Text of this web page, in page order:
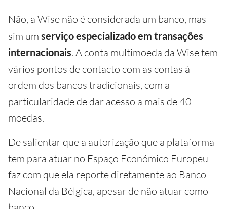
Não, a Wise não é considerada um banco, mas
sim um serviço especializado em transações
internacionais. A conta multimoeda da Wise tem
vários pontos de contacto com as contas à
ordem dos bancos tradicionais, com a
particularidade de dar acesso a mais de 40
moedas.
De salientar que a autorização que a plataforma
tem para atuar no Espaço Económico Europeu
faz com que ela reporte diretamente ao Banco
Nacional da Bélgica, apesar de não atuar como